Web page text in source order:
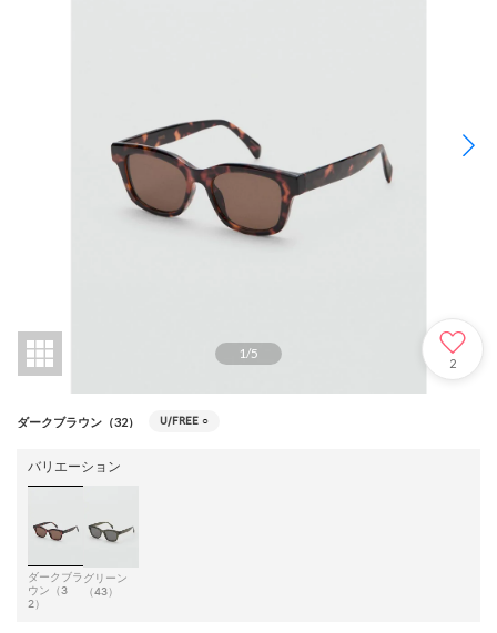
1/5
2
ダークブラウン（32） U/FREE ○
バリエーション
ダークブラ
ウン（3
2）
グリーン
（43）